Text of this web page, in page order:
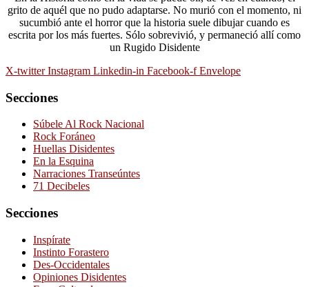
grito de aquél que no pudo adaptarse. No murió con el momento, ni
sucumbió ante el horror que la historia suele dibujar cuando es
escrita por los más fuertes. Sólo sobrevivió, y permaneció allí como
un Rugido Disidente
X-twitter Instagram Linkedin-in Facebook-f Envelope
Secciones
Súbele Al Rock Nacional
Rock Foráneo
Huellas Disidentes
En la Esquina
Narraciones Transeúntes
71 Decibeles
Secciones
Inspírate
Instinto Forastero
Des-Occidentales
Opiniones Disidentes